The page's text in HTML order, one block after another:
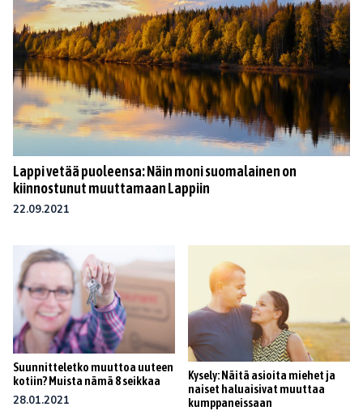
Lappi vetää puoleensa: Näin moni suomalainen on
kiinnostunut muuttamaan Lappiin
22.09.2021
Suunnitteletko muuttoa uuteen
kotiin? Muista nämä 8 seikkaa
28.01.2021
Kysely: Näitä asioita miehet ja
naiset haluaisivat muuttaa
kumppaneissaan